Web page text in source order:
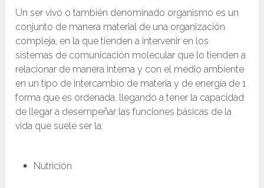
Un ser vivo o también denominado organismo es un
conjunto de manera material de una organización
compleja, en la que tienden a intervenir en los
sistemas de comunicación molecular que lo tienden a
relacionar de manera interna y con el medio ambiente
en un tipo de intercambio de materia y de energía de 1
forma que es ordenada, llegando a tener la capacidad
de llegar a desempeñar las funciones básicas de la
vida que suele ser la:
Nutrición